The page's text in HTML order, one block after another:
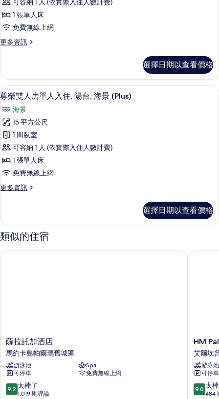
所
有
相
片
海
景
的
情
人
房
單
人
住,
陽
台,
海
景
的
所
有
相
片
1 張單人床
免費無線上網
更多資訊
更
雙
人
房
單
人
入
住,
陽
台,
海
景
的
情
選擇日期以查看價格
顯
示
尊
榮
雙
人
房
單
人
住,
陽
台,
海
片
高級寢具、迷你吧、客房內保險箱、書
10
尊榮雙人房單人入住, 陽台, 海景 (Plus)
海景
15 平方公尺
1 間臥室
可容納 1 人 (依實際入住人數計費)
1 張單人床
免費無線上網
更多資訊
更
雙
人
房
人
選擇日期以查看價格
類似的住宿
薩
拉
託
加
酒
店
馬
薩拉託加酒店
馬約卡島帕爾瑪舊城區
游泳池
Spa
可停車
免費無線上網
9.2
分，
9.2 太棒了
1,019 則評論
薩拉託加酒店
HM
Palma
Blanc
飯
店
艾
爾
HM
艾爾坎
游泳池
可停車
9.0
分，
9.0 太
484
HM